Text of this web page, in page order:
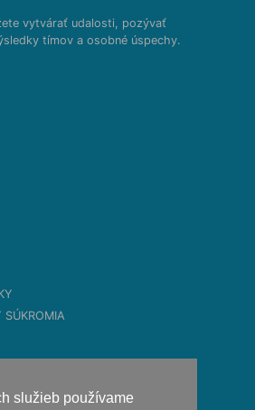
služieb používame
vytvárať udalosti, pozývať
tímov a osobné úspechy.
SÚKROMIA